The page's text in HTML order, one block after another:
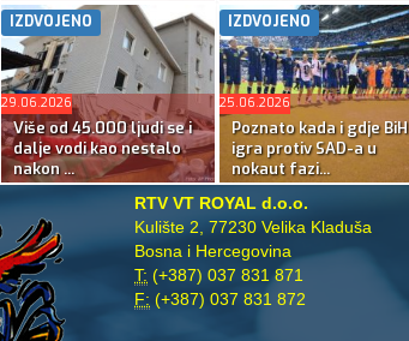
IZDVOJENO
29.06.2026
Više od 45.000 ljudi se i
dalje vodi kao nestalo
nakon ...
IZDVOJENO
25.06.2026
Poznato kada i gdje BiH
igra protiv SAD-a u
nokaut fazi...
RTV VT ROYAL d.o.o.
Kulište 2, 77230 Velika Kladuša
Bosna i Hercegovina
T: (+387) 037 831 871
F: (+387) 037 831 872